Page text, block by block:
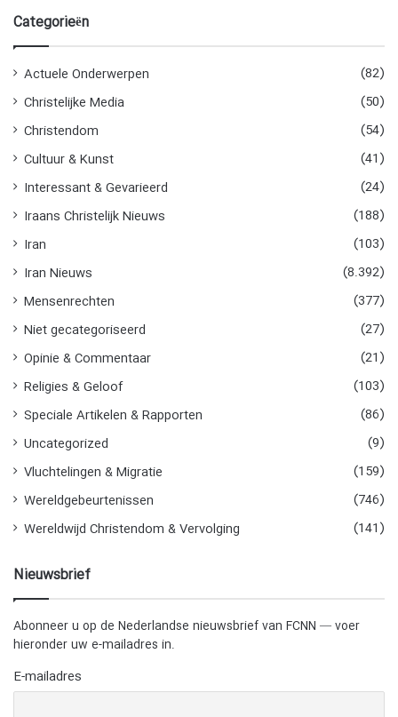
Categorieën
Actuele Onderwerpen
(82)
Christelijke Media
(50)
Christendom
(54)
Cultuur & Kunst
(41)
Interessant & Gevarieerd
(24)
Iraans Christelijk Nieuws
(188)
Iran
(103)
Iran Nieuws
(8.392)
Mensenrechten
(377)
Niet gecategoriseerd
(27)
Opinie & Commentaar
(21)
Religies & Geloof
(103)
Speciale Artikelen & Rapporten
(86)
Uncategorized
(9)
Vluchtelingen & Migratie
(159)
Wereldgebeurtenissen
(746)
Wereldwijd Christendom & Vervolging
(141)
Nieuwsbrief
Abonneer u op de Nederlandse nieuwsbrief van FCNN — voer
hieronder uw e-mailadres in.
E-mailadres